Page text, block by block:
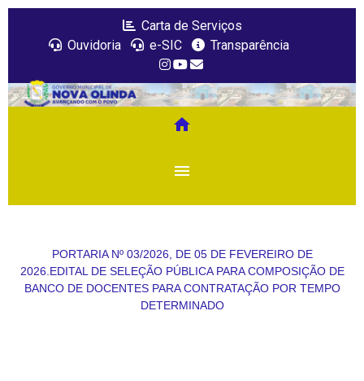
Carta de Serviços
Ouvidoria
e-SIC Transparência
menu
home
PORTARIA Nº 03/2026, DE 05 DE FEVEREIRO DE
2026.EDITAL DE SELEÇÃO PÚBLICA PARA COMPOSIÇÃO DE
BANCO DE DOCENTES PARA CONTRATAÇÃO POR TEMPO
DETERMINADO